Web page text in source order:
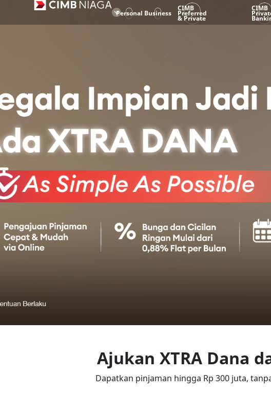
Personal Business
CIMB
Preferred
& Private
CIMB
Ajukan XTRA Dana
Dapatkan pinjaman hingga Rp 300 juta,